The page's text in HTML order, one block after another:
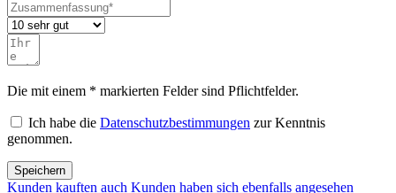
Die mit einem * markierten Felder sind Pflichtfelder.
Ich habe die Datenschutzbestimmungen zur Kenntnis
genommen.
Speichern
Kunden kauften auch Kunden haben sich ebenfalls angesehen